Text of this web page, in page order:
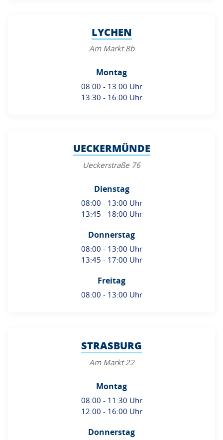
LYCHEN
Am Markt 8b
Montag
08:00 - 13:00 Uhr
13:30 - 16:00 Uhr
UECKERMÜNDE
Ueckerstraße 76
Dienstag
08:00 - 13:00 Uhr
13:45 - 18:00 Uhr
Donnerstag
08:00 - 13:00 Uhr
13:45 - 17:00 Uhr
Freitag
08:00 - 13:00 Uhr
STRASBURG
Am Markt 22
Montag
08:00 - 11:30 Uhr
12:00 - 16:00 Uhr
Donnerstag